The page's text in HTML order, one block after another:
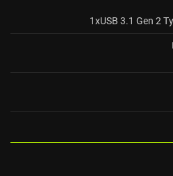
1xUSB 3.1 Gen 2